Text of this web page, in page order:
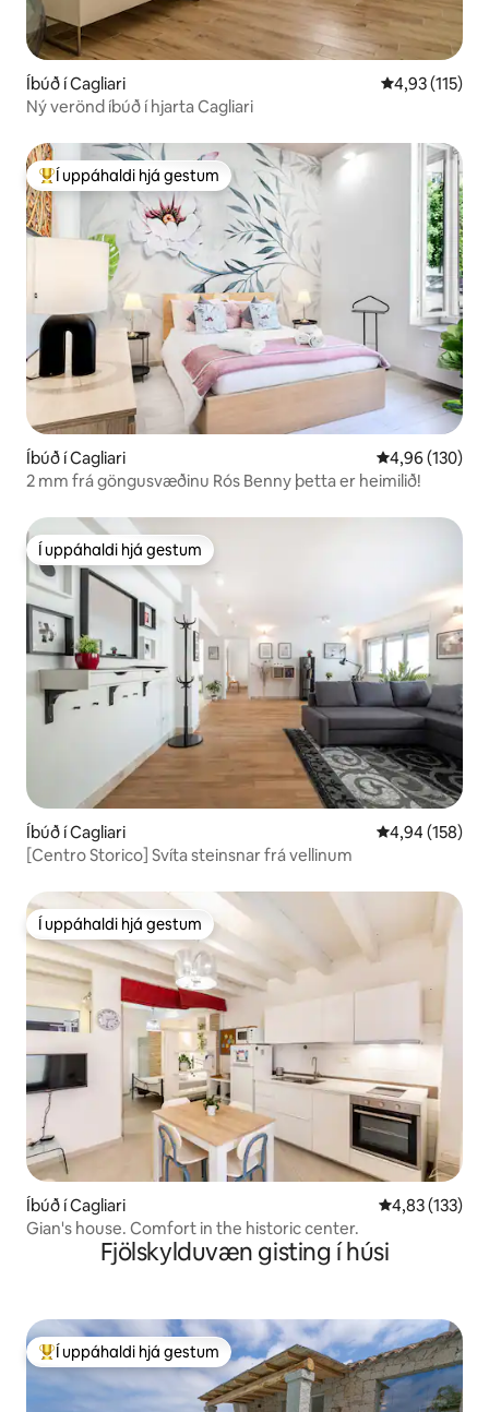
Íbúð í Cagliari 4,93 af 5 í
4,93 (115)
Ný verönd íbúð í hjarta Cagliari
Í mestu uppáhaldi hjá gestum
Í uppáhaldi hjá gestum
Íbúð í Cagliari 4,96 af 5 í
4,96 (130)
2 mm frá göngusvæðinu Rós Benny þetta er heimilið!
Í uppáhaldi hjá gestum
Í uppáhaldi hjá gestum
Íbúð í Cagliari 4,94 af 5 í
4,94 (158)
[Centro Storico] Svíta steinsnar frá vellinum
Í uppáhaldi hjá gestum
Í uppáhaldi hjá gestum
Íbúð í Cagliari 4,83 af 5 í
4,83 (133)
Gian's house. Comfort in the historic center.
Fjölskylduvæn gisting í húsi
Í mestu uppáhaldi hjá gestum
Í uppáhaldi hjá gestum